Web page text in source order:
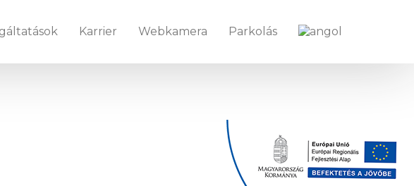
Karrier Webkamera Parkolás